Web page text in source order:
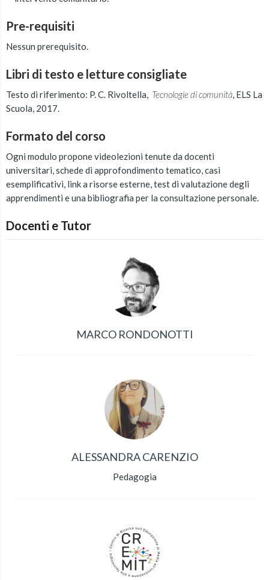
Pre-requisiti
Nessun prerequisito.
Libri di testo e letture consigliate
Testo di riferimento: P. C. Rivoltella, Tecnologie di comunità, ELS La
Scuola, 2017.
Formato del corso
Ogni modulo propone videolezioni tenute da docenti
universitari, schede di approfondimento tematico, casi
esemplificativi, link a risorse esterne, test di valutazione degli
apprendimenti e una bibliografia per la consultazione personale.
Docenti e Tutor
MARCO RONDONOTTI
ALESSANDRA CARENZIO
Pedagogia